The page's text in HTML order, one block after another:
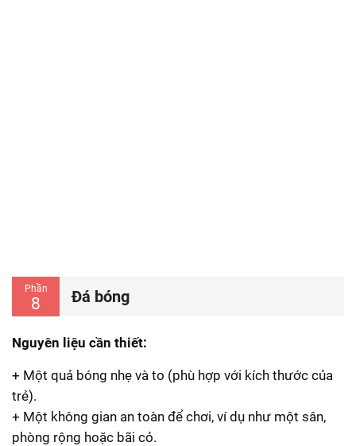
Phần
8 Đá bóng
Nguyên liệu cần thiết:
+ Một quả bóng nhẹ và to (phù hợp với kích thước của
trẻ).
+ Một không gian an toàn để chơi, ví dụ như một sân,
phòng rộng hoặc bãi cỏ.